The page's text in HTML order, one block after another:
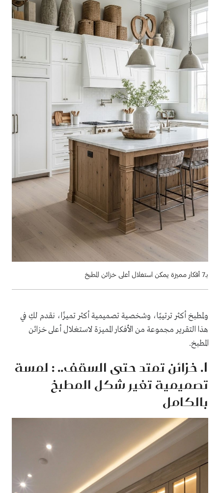
بـ7 أفكار مميزة يمكن استغلال أعلى خزائن المطبخ
ولمطبخ أكثر ترتيبًا، وشخصية تصميمية أكثر تميزًا، نقدم لكِ في
هذا التقرير مجموعة من الأفكار المميزة لاستغلال أعلى خزائن
المطبخ.
1. خزائن تمتد حتى السقف.. : لمسة
تصميمية تغير شكل المطبخ
بالكامل